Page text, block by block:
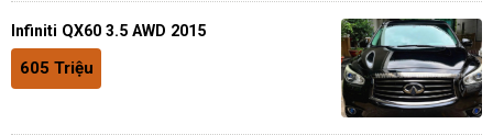
Infiniti QX60 3.5 AWD 2015
605 Triệu